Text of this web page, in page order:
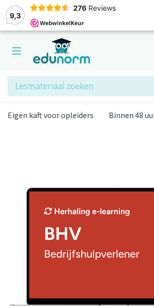
9,3
276 Reviews
Zoeken
Eigen kaft voor opleiders Binnen 48